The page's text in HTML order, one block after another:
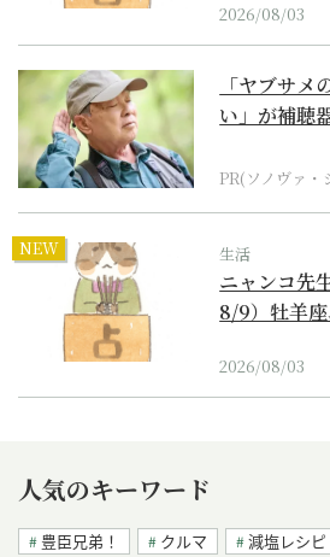
2026/08/03
「ヤブサメ
い」が補聴
PR(ソノヴァ
NEW 生活
ニャンコ先
8/9）牡羊
2026/08/03
人気のキーワード
豊臣兄弟！ クルマ 減塩レシピ